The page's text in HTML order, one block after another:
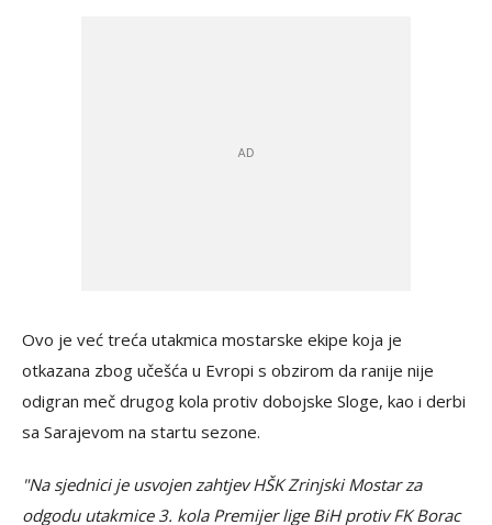
Ovo je već treća utakmica mostarske ekipe koja je
otkazana zbog učešća u Evropi s obzirom da ranije nije
odigran meč drugog kola protiv dobojske Sloge, kao i derbi
sa Sarajevom na startu sezone.
"Na sjednici je usvojen zahtjev HŠK Zrinjski Mostar za
odgodu utakmice 3. kola Premijer lige BiH protiv FK Borac